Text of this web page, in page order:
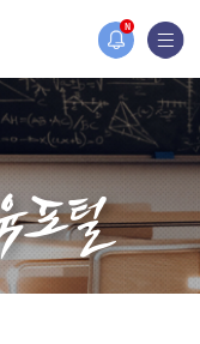
N
개설되었습니다.